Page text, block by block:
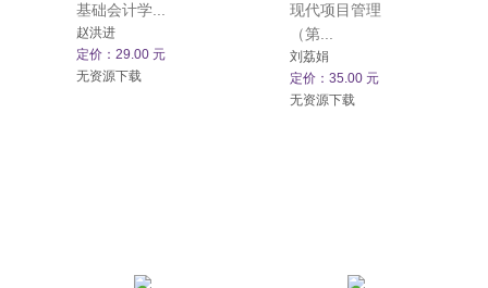
基础会计学...
赵洪进
定价：29.00 元
无资源下载
现代项目管理
（第...
刘荔娟
定价：35.00 元
无资源下载